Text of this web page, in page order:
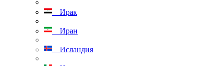
Ирак
Иран
Исландия